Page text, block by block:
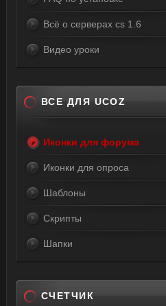
Всё о серверах cs 1.6
Видео уроки
ВСЕ ДЛЯ UCOZ
Иконки для форума
Иконки для опроса
Шаблоны
Скрипты
Шапки
СЧЕТЧИК